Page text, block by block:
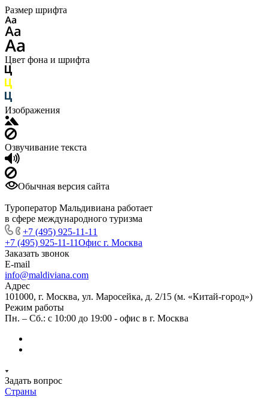
Размер шрифта
Цвет фона и шрифта
Изображения
Озвучивание текста
Обычная версия сайта
Туроператор Мальдивиана работает
в сфере международного туризма
+7 (495) 925-11-11
+7 (495) 925-11-11Офис г. Москва
Заказать звонок
E-mail
info@maldiviana.com
Адрес
101000, г. Москва, ул. Маросейка, д. 2/15 (м. «Китай-город»)
Режим работы
Пн. – Сб.: с 10:00 до 19:00 - офис в г. Москва
Задать вопрос
Страны